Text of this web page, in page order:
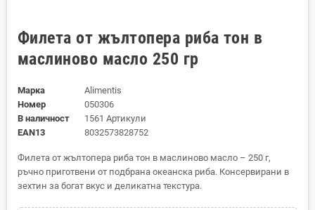
Филета от жълтопера риба тон в
маслиново масло 250 гр
Марка
Alimentis
Номер
050306
В наличност
1561 Артикули
EAN13
8032573828752
Филета от жълтопера риба тон в маслиново масло – 250 г,
ръчно приготвени от подбрана океанска риба. Консервирани в
зехтин за богат вкус и деликатна текстура.